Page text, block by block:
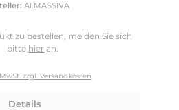
ALMASSIVA
zu bestellen, melden Sie sich
bitte hier an.
zzgl. Versandkosten
Details